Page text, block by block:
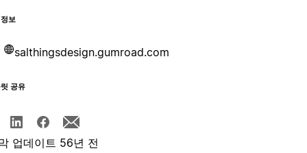
보
salthingsdesign.gumroad.com
공유
업데이트 56년 전